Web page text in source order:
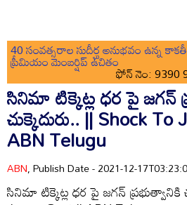
40 సంవత్సరాల సుదీర్ఘ అనుభవం ఉన్న
ప్రీమియం మెంబర్షిప్ ఉచితం
ఫోన్ నెం: 9390
సినిమా టిక్కెట్ల ధర పై జగన్
చుక్కెదురు.. || Shock
ABN Telugu
ABN, Publish Date - 2021-12-
సినిమా టిక్కెట్ల ధర పై జగన్ ప్రభుత్వానికి